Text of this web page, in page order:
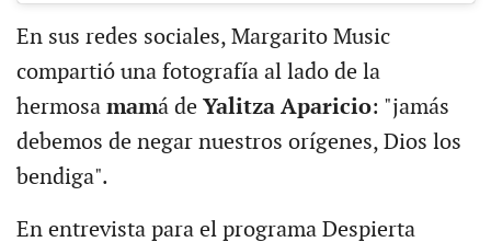
En sus redes sociales, Margarito Music
compartió una fotografía al lado de la
hermosa mamá de Yalitza Aparicio: "jamás
debemos de negar nuestros orígenes, Dios los
bendiga".
En entrevista para el programa Despierta